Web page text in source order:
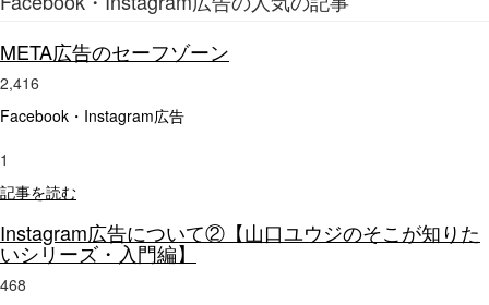
META広告のセーフゾーン
2,416
Facebook・Instagram広告
1
記事を読む
Instagram広告について②【山口ユウジのそこが知りた
いシリーズ・入門編】
468